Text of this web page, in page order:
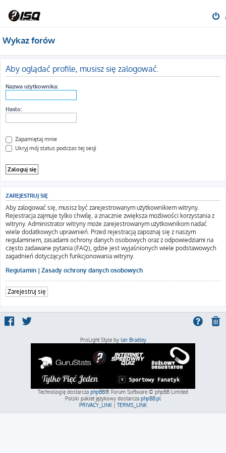
Wykaz forów
Aby oglądać profile, musisz się zalogować.
Nazwa użytkownika:
Hasło:
Zapamiętaj mnie
Ukryj mój status podczas tej sesji
ZAREJESTRUJ SIĘ
Aby zalogować się, musisz być zarejestrowanym użytkownikiem witryny.
Rejestracja zajmuje tylko chwilę, a znacznie zwiększa możliwości korzystania z
witryny. Administrator witryny może zarejestrowanym użytkownikom nadać
wiele dodatkowych uprawnień. Przed rejestracją zapoznaj się z naszym
regulaminem, zasadami ochrony danych osobowych oraz z odpowiedziami na
często zadawane pytania (FAQ), gdzie jest wyjaśnionych wiele podstawowych
zagadnień dotyczących funkcjonowania witryny.
Regulamin | Zasady ochrony danych osobowych
Zarejestruj się
ProLight Style by Ian Bradley
Technologię dostarcza phpBB® Forum Software © phpBB Limited
Polski pakiet językowy dostarcza phpBB.pl
PRIVACY_LINK | TERMS_LINK